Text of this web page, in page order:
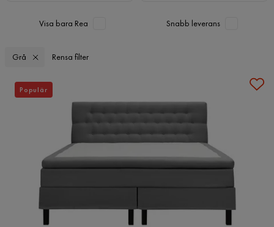
Visa bara Rea Snabb leverans
Grå Rensa filter
Populär